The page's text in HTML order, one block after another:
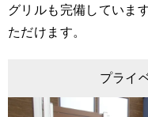
グリルも完備していま
ただけます。
プライ